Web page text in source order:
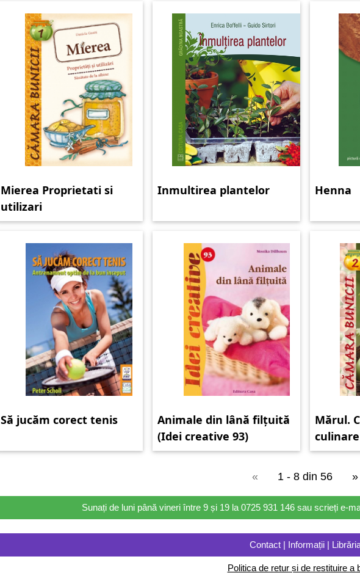
Mierea Proprietati si
utilizari
Inmultirea plantelor Henna
Să jucăm corect tenis
Animale din lână filțuită
(Idei creative 93)
Mărul.
culinare
« 1 - 8 din 56 »
Sunați de luni până vineri între 9 și 19 la 0725 931 146 sau scrieți e-
Contact | Informații |
Politica de retur și de restituire a